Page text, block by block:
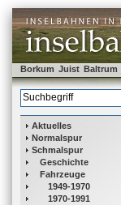
Borkum Juist Baltrum
Aktuelles
Normalspur
Schmalspur
Geschichte
Fahrzeuge
1949-1970
1970-1991